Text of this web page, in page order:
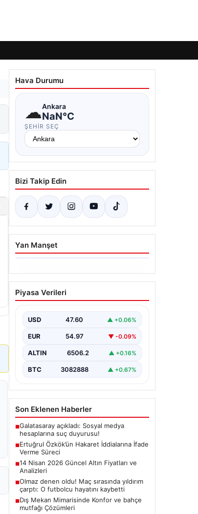
Hava Durumu
☁Ankara
NaN°C
ŞEHIR SEÇ
Bizi Takip Edin
Yan Manşet
06.08.2026
Ertuğrul Özkök’ün Hakaret
İddialarına İfade Verme
Ünlü gazeteci ve yazar Ertuğrul
iddialarıyla yürütülen soruşturma
Piyasa Verileri
USD 47.60 ▲ +0.06%
EUR 54.97 ▼ -0.09%
ALTIN 6506.2 ▲ +0.16%
BTC 3082888 ▲ +0.67%
Son Eklenen Haberler
■Galatasaray açıkladı: Sosyal medya
hesaplarına suç duyurusu!
■Ertuğrul Özkök’ün Hakaret İddialarına İfade
Verme Süreci
■14 Nisan 2026 Güncel Altın Fiyatları ve
Analizleri
■Olmaz denen oldu! Maç sırasında yıldırım
çarptı: O futbolcu hayatını kaybetti
■Dış Mekan Mimarisinde Konfor ve bahçe
mutfağı Çözümleri